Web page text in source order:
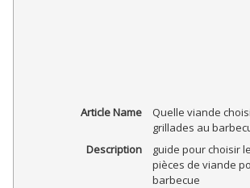
Article Name
Quelle viande
grillades au
Description
guide pour choisir
pièces de viande
barbecue